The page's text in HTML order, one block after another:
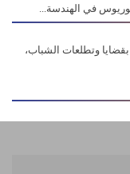
في الهندسة...
وتطلعات الشباب،